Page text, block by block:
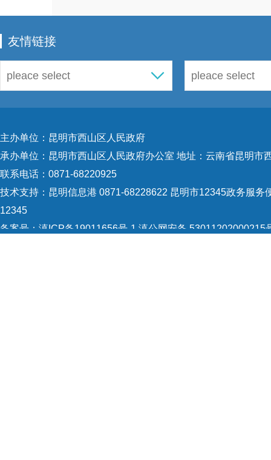
友情链接
主办单位：昆明市西山区人民政府
承办单位：昆明市西山区人民政府办公室 地址：云南省昆明市
联系电话：0871-68220925
技术支持： 昆明信息港 0871-68228622 昆明市12345政务服务
12345
备案号： 滇ICP备19011656号-1 滇公网安备 53011202000215